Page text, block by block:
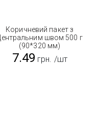
Коричневий пакет з
Центральним швом 500 г
(90*320 мм)
7.49 грн. /шт